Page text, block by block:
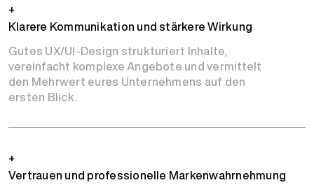
+
Klarere Kommunikation und stärkere Wirkung
Gutes UX/UI-Design strukturiert Inhalte,
vereinfacht komplexe Angebote und vermittelt
den Mehrwert eures Unternehmens auf den
ersten Blick.
+
Vertrauen und professionelle Markenwahrnehmung